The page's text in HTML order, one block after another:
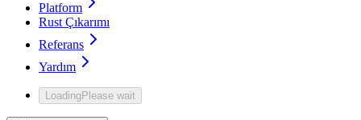
Platform
Rust Çıkarımı
Referans
Yardım
LoadingPlease wait